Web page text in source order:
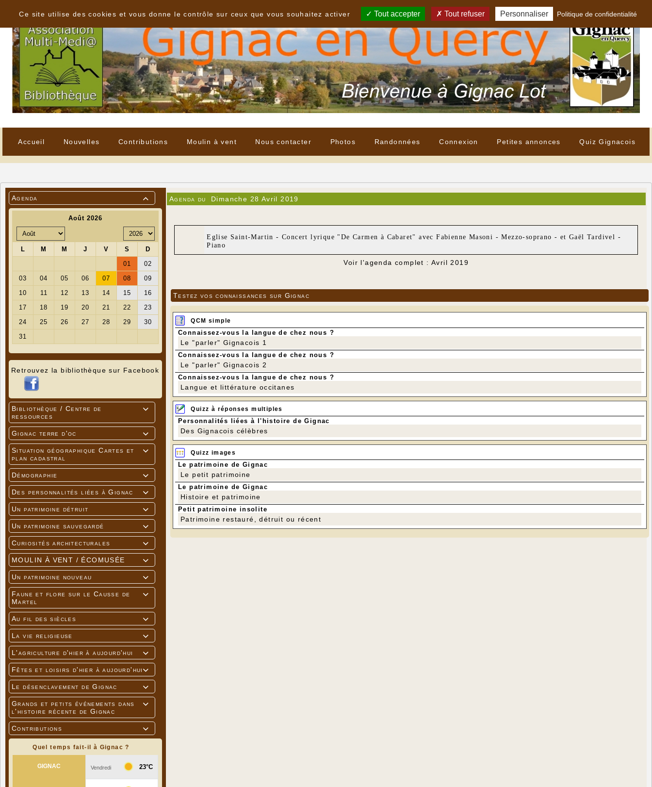
Accueil Nouvelles Contributions Moulin à vent Nous contacter Photos Randonnées Connexion Petites annonces Quiz Gignacois

Agenda
Retrouvez la bibliothèque sur Facebook

Bibliothèque / Centre de
ressources

Gignac terre d'oc

Situation géographique Cartes et
plan cadastral

Démographie

Des personnalités liées à Gignac

Un patrimoine détruit

Un patrimoine sauvegardé

Curiosités architecturales

MOULIN À VENT / ÉCOMUSÉE

Un patrimoine nouveau

Faune et flore sur le Causse de
Martel

Au fil des siècles

La vie religieuse

L'agriculture d'hier à aujourd'hui

Fêtes et loisirs d'hier à aujourd'hui

Le désenclavement de Gignac

Grands et petits événements dans
l'histoire récente de Gignac

Contributions
Quel temps fait-il à Gignac ?
Agenda du Dimanche 28 Avril 2019
Eglise Saint-Martin - Concert lyrique "De Carmen à Cabaret" avec Fabienne Masoni - Mezzo-soprano - et Gaël Tardivel -
Piano
Voir l'agenda complet : Avril 2019
Testez vos connaissances sur Gignac
QCM simple
Connaissez-vous la langue de chez nous ?
Le "parler" Gignacois 1
Connaissez-vous la langue de chez nous ?
Le "parler" Gignacois 2
Connaissez-vous la langue de chez nous ?
Langue et littérature occitanes
Quizz à réponses multiples
Personnalités liées à l'histoire de Gignac
Des Gignacois célèbres
Quizz images
Le patrimoine de Gignac
Le petit patrimoine
Le patrimoine de Gignac
Histoire et patrimoine
Petit patrimoine insolite
Patrimoine restauré, détruit ou récent
Ce site utilise des cookies et vous donne le contrôle sur ceux que vous souhaitez activer
Tout accepter Tout refuser Personnaliser Politique de confidentialité